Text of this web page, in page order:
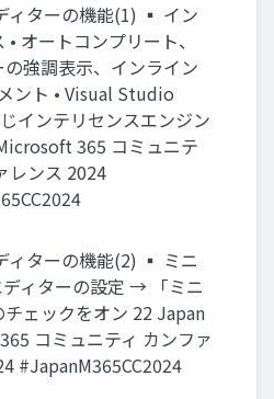
ィターの機能(1) ▪ イン
オートコンプリート、
強調表示、インライン
ント • Visual Studio
インテリセンスエンジン
365 コミュニテ
レンス 2024
ィターの機能(2) ▪ ミニ
ディターの設定 → 「ミニ
ェックをオン 22 Japan
コミュニティ カンファ
#JapanM365CC2024